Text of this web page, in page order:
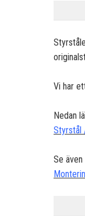
Vi har
Nedan
Styrstål
Se